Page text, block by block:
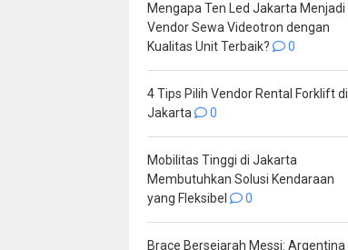
Mengapa Ten Led Jakarta Menjadi
Vendor Sewa Videotron dengan
Kualitas Unit Terbaik?
0
4 Tips Pilih Vendor Rental Forklift di
Jakarta
0
Mobilitas Tinggi di Jakarta
Membutuhkan Solusi Kendaraan
yang Fleksibel
0
Brace Bersejarah Messi: Argentina